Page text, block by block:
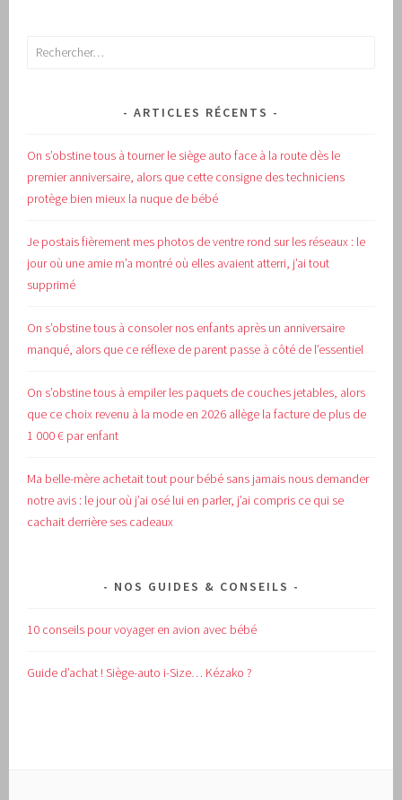
Rechercher :
ARTICLES RÉCENTS
On s’obstine tous à tourner le siège auto face à la route dès le
premier anniversaire, alors que cette consigne des techniciens
protège bien mieux la nuque de bébé
Je postais fièrement mes photos de ventre rond sur les réseaux : le
jour où une amie m’a montré où elles avaient atterri, j’ai tout
supprimé
On s’obstine tous à consoler nos enfants après un anniversaire
manqué, alors que ce réflexe de parent passe à côté de l’essentiel
On s’obstine tous à empiler les paquets de couches jetables, alors
que ce choix revenu à la mode en 2026 allège la facture de plus de
1 000 € par enfant
Ma belle-mère achetait tout pour bébé sans jamais nous demander
notre avis : le jour où j’ai osé lui en parler, j’ai compris ce qui se
cachait derrière ses cadeaux
NOS GUIDES & CONSEILS
10 conseils pour voyager en avion avec bébé
Guide d’achat !Siège-auto i-Size… Kézako ?